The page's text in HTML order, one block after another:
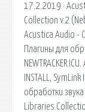
17.2.2019 ·
Collection v.2
Acustica Audio -
Плагины для
INSTALL,
обработки
Libraries